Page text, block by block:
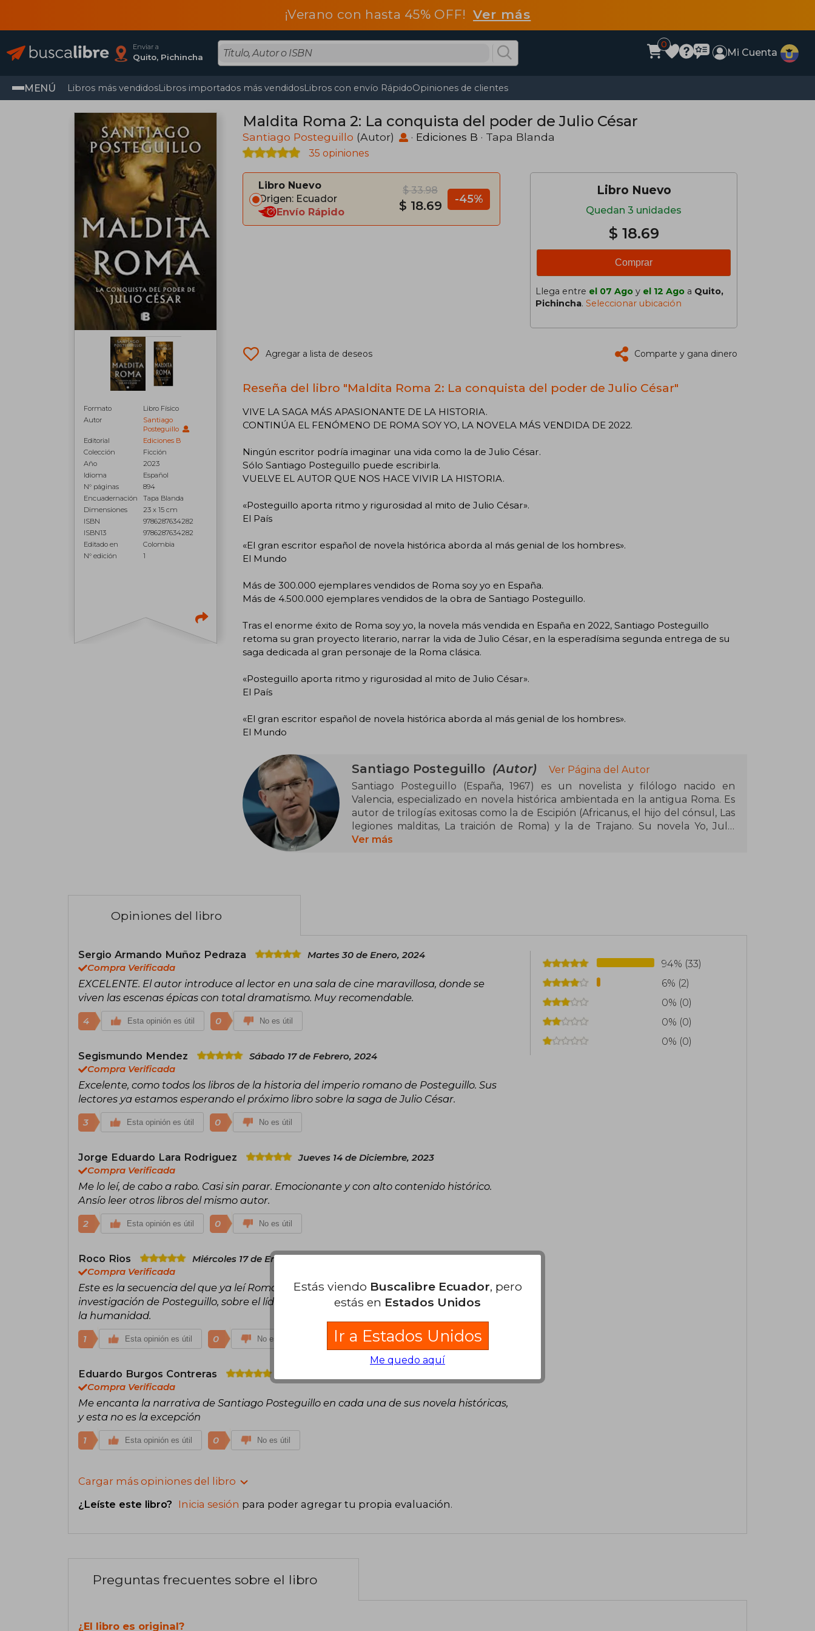
¡Verano con hasta 45% OFF!Ver más
Enviar a
Quito, Pichincha
0
Mi Cuenta
MENÚ Libros más vendidosLibros importados más vendidosLibros con envío RápidoOpiniones de clientes
Formato
Libro Físico
Autor
Santiago
Posteguillo
Editorial
Ediciones B
Colección
Ficción
Año
2023
Idioma
Español
N° páginas
894
Encuadernación
Tapa Blanda
Dimensiones
23 x 15 cm
ISBN
9786287634282
ISBN13
9786287634282
Editado en
Colombia
N° edición
1
Maldita Roma 2: La conquista del poder de Julio César
Santiago Posteguillo (Autor) · Ediciones B · Tapa Blanda
35 opiniones
Libro Nuevo
Origen: Ecuador
Envío Rápido
$ 33.98
$ 18.69 -45%
Libro Nuevo
Quedan 3 unidades
$ 18.69
Comprar
Llega entre el 07 Ago y el 12 Ago a Quito,
Pichincha. Seleccionar ubicación
Agregar a lista de deseos Comparte y gana dinero
Reseña del libro "Maldita Roma 2: La conquista del poder de Julio César"
VIVE LA SAGA MÁS APASIONANTE DE LA HISTORIA.
CONTINÚA EL FENÓMENO DE ROMA SOY YO, LA NOVELA MÁS VENDIDA DE 2022.
Ningún escritor podría imaginar una vida como la de Julio César.
Sólo Santiago Posteguillo puede escribirla.
VUELVE EL AUTOR QUE NOS HACE VIVIR LA HISTORIA.
«Posteguillo aporta ritmo y rigurosidad al mito de Julio César».
El País
«El gran escritor español de novela histórica aborda al más genial de los hombres».
El Mundo
Más de 300.000 ejemplares vendidos de Roma soy yo en España.
Más de 4.500.000 ejemplares vendidos de la obra de Santiago Posteguillo.
Tras el enorme éxito de Roma soy yo, la novela más vendida en España en 2022, Santiago Posteguillo
retoma su gran proyecto literario, narrar la vida de Julio César, en la esperadísima segunda entrega de su
saga dedicada al gran personaje de la Roma clásica.
«Posteguillo aporta ritmo y rigurosidad al mito de Julio César».
El País
«El gran escritor español de novela histórica aborda al más genial de los hombres».
El Mundo
Santiago Posteguillo (Autor)
Ver Página del Autor
Santiago Posteguillo (España, 1967) es un novelista y filólogo nacido en
Valencia, especializado en novela histórica ambientada en la antigua Roma. Es
autor de trilogías exitosas como la de Escipión (Africanus, el hijo del cónsul, Las
legiones malditas, La traición de Roma) y la de Trajano. Su novela Yo, Julia
obtuvo el Premio Planeta en 2018, consolidando su prestigio como uno de los
Ver más
Opiniones del libro
Sergio Armando Muñoz Pedraza
Martes 30 de Enero, 2024
Compra Verificada
EXCELENTE. El autor introduce al lector en una sala de cine maravillosa, donde se
viven las escenas épicas con total dramatismo. Muy recomendable.
4 Esta opinión es útil 0 No es útil
Segismundo Mendez
Sábado 17 de Febrero, 2024
Compra Verificada
Excelente, como todos los libros de la historia del imperio romano de Posteguillo. Sus
lectores ya estamos esperando el próximo libro sobre la saga de Julio César.
3 Esta opinión es útil 0 No es útil
Jorge Eduardo Lara Rodriguez
Jueves 14 de Diciembre, 2023
Compra Verificada
Me lo leí, de cabo a rabo. Casi sin parar. Emocionante y con alto contenido histórico.
Ansío leer otros libros del mismo autor.
2 Esta opinión es útil 0 No es útil
Roco Rios
Miércoles 17 de Enero, 2024
Compra Verificada
Este es la secuencia del que ya leí Roma soy yo, buena obra y excelente trabajo de
investigación de Posteguillo, sobre el líder político y militar que dejó un gran huella en
la humanidad.
1 Esta opinión es útil 0 No es útil
Eduardo Burgos Contreras
Compra Verificada
Me encanta la narrativa de Santiago Posteguillo en cada una de sus novela históricas,
y esta no es la excepción
1 Esta opinión es útil 0 No es útil
Cargar más opiniones del libro
¿Leíste este libro? Inicia sesión para poder agregar tu propia evaluación.
94% (33)
6% (2)
0% (0)
0% (0)
0% (0)
Preguntas frecuentes sobre el libro
¿El libro es original?
Estás viendo Buscalibre Ecuador, pero
estás en Estados Unidos
Ir a Estados Unidos
Me quedo aquí